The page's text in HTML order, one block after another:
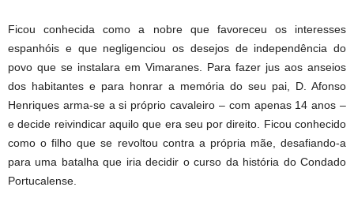
Ficou conhecida como a nobre que favoreceu os interesses
espanhóis e que negligenciou os desejos de independência do
povo que se instalara em Vimaranes. Para fazer jus aos anseios
dos habitantes e para honrar a memória do seu pai, D. Afonso
Henriques arma-se a si próprio cavaleiro – com apenas 14 anos –
e decide reivindicar aquilo que era seu por direito. Ficou conhecido
como o filho que se revoltou contra a própria mãe, desafiando-a
para uma batalha que iria decidir o curso da história do Condado
Portucalense.